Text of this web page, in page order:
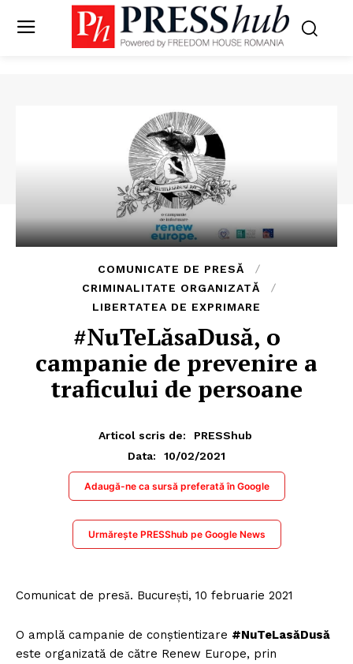
COMUNICATE DE PRESĂ
CRIMINALITATE ORGANIZATĂ
LIBERTATEA DE EXPRIMARE
#NuTeLăsaDusă, o
campanie de prevenire a
traficului de persoane
Articol scris de:
PRESShub
Data:
10/02/2021
Adaugă-ne ca sursă preferată în Google
Urmărește PRESShub pe Google News
Comunicat de presă. București, 10 februarie 2021
O amplă campanie de conștientizare #NuTeLasăDusă
este organizată de către Renew Europe, prin